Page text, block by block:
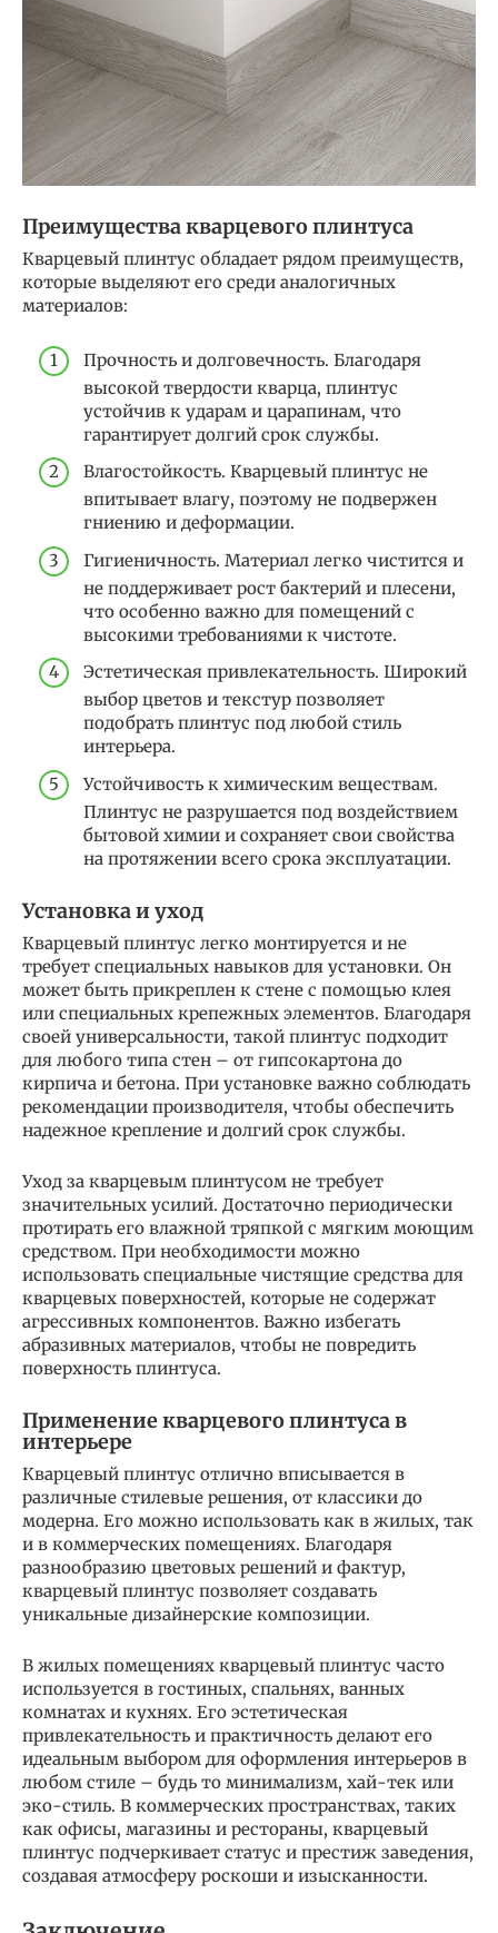
Преимущества кварцевого плинтуса
Кварцевый плинтус обладает рядом преимуществ,
которые выделяют его среди аналогичных
материалов:
Прочность и долговечность. Благодаря
высокой твердости кварца, плинтус
устойчив к ударам и царапинам, что
гарантирует долгий срок службы.
Влагостойкость. Кварцевый плинтус не
впитывает влагу, поэтому не подвержен
гниению и деформации.
Гигиеничность. Материал легко чистится и
не поддерживает рост бактерий и плесени,
что особенно важно для помещений с
высокими требованиями к чистоте.
Эстетическая привлекательность. Широкий
выбор цветов и текстур позволяет
подобрать плинтус под любой стиль
интерьера.
Устойчивость к химическим веществам.
Плинтус не разрушается под воздействием
бытовой химии и сохраняет свои свойства
на протяжении всего срока эксплуатации.
Установка и уход
Кварцевый плинтус легко монтируется и не
требует специальных навыков для установки. Он
может быть прикреплен к стене с помощью клея
или специальных крепежных элементов. Благодаря
своей универсальности, такой плинтус подходит
для любого типа стен – от гипсокартона до
кирпича и бетона. При установке важно соблюдать
рекомендации производителя, чтобы обеспечить
надежное крепление и долгий срок службы.
Уход за кварцевым плинтусом не требует
значительных усилий. Достаточно периодически
протирать его влажной тряпкой с мягким моющим
средством. При необходимости можно
использовать специальные чистящие средства для
кварцевых поверхностей, которые не содержат
агрессивных компонентов. Важно избегать
абразивных материалов, чтобы не повредить
поверхность плинтуса.
Применение кварцевого плинтуса в
интерьере
Кварцевый плинтус отлично вписывается в
различные стилевые решения, от классики до
модерна. Его можно использовать как в жилых, так
и в коммерческих помещениях. Благодаря
разнообразию цветовых решений и фактур,
кварцевый плинтус позволяет создавать
уникальные дизайнерские композиции.
В жилых помещениях кварцевый плинтус часто
используется в гостиных, спальнях, ванных
комнатах и кухнях. Его эстетическая
привлекательность и практичность делают его
идеальным выбором для оформления интерьеров в
любом стиле – будь то минимализм, хай-тек или
эко-стиль. В коммерческих пространствах, таких
как офисы, магазины и рестораны, кварцевый
плинтус подчеркивает статус и престиж заведения,
создавая атмосферу роскоши и изысканности.